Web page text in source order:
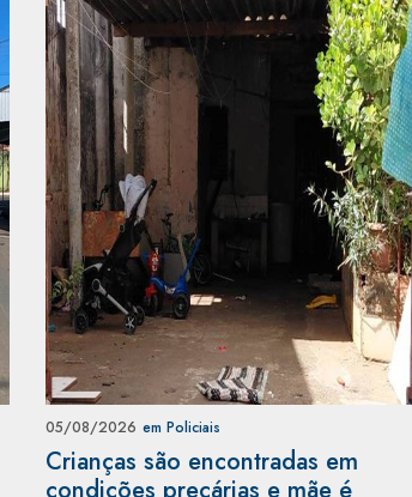
05/08/2026 em Policiais
Crianças são encontradas em